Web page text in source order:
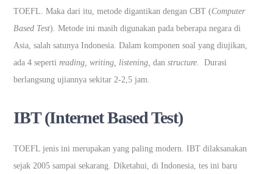
TOEFL. Maka dari itu, metode digantikan dengan CBT (Computer
Based Test). Metode ini masih digunakan pada beberapa negara di
Asia, salah satunya Indonesia. Dalam komponen soal yang diujikan,
ada 4 sepertireading, writing, listening,danstructure.
Durasi
berlangsung ujiannya sekitar 2-2,5 jam.
IBT (Internet Based Test)
TOEFL jenis ini merupakan yang paling modern. IBT dilaksanakan
sejak 2005 sampai sekarang. Diketahui, di Indonesia, tes ini baru